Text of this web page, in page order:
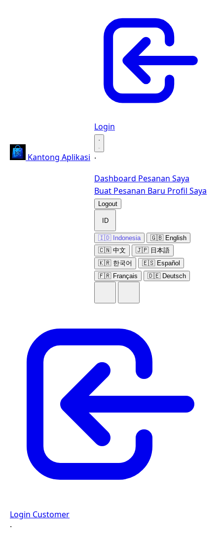
Kantong Aplikasi
Login
·
·
Dashboard Pesanan Saya
Buat Pesanan Baru Profil Saya
Logout
ID
🇮🇩 Indonesia
🇬🇧 English
🇨🇳 中文
🇯🇵 日本語
🇰🇷 한국어
🇪🇸 Español
🇫🇷 Français
🇩🇪 Deutsch
Login Customer
·